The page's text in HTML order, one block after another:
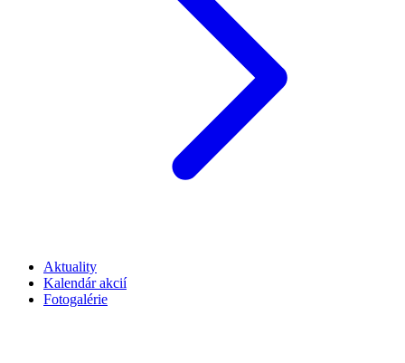
Aktuality
Kalendár akcií
Fotogalérie